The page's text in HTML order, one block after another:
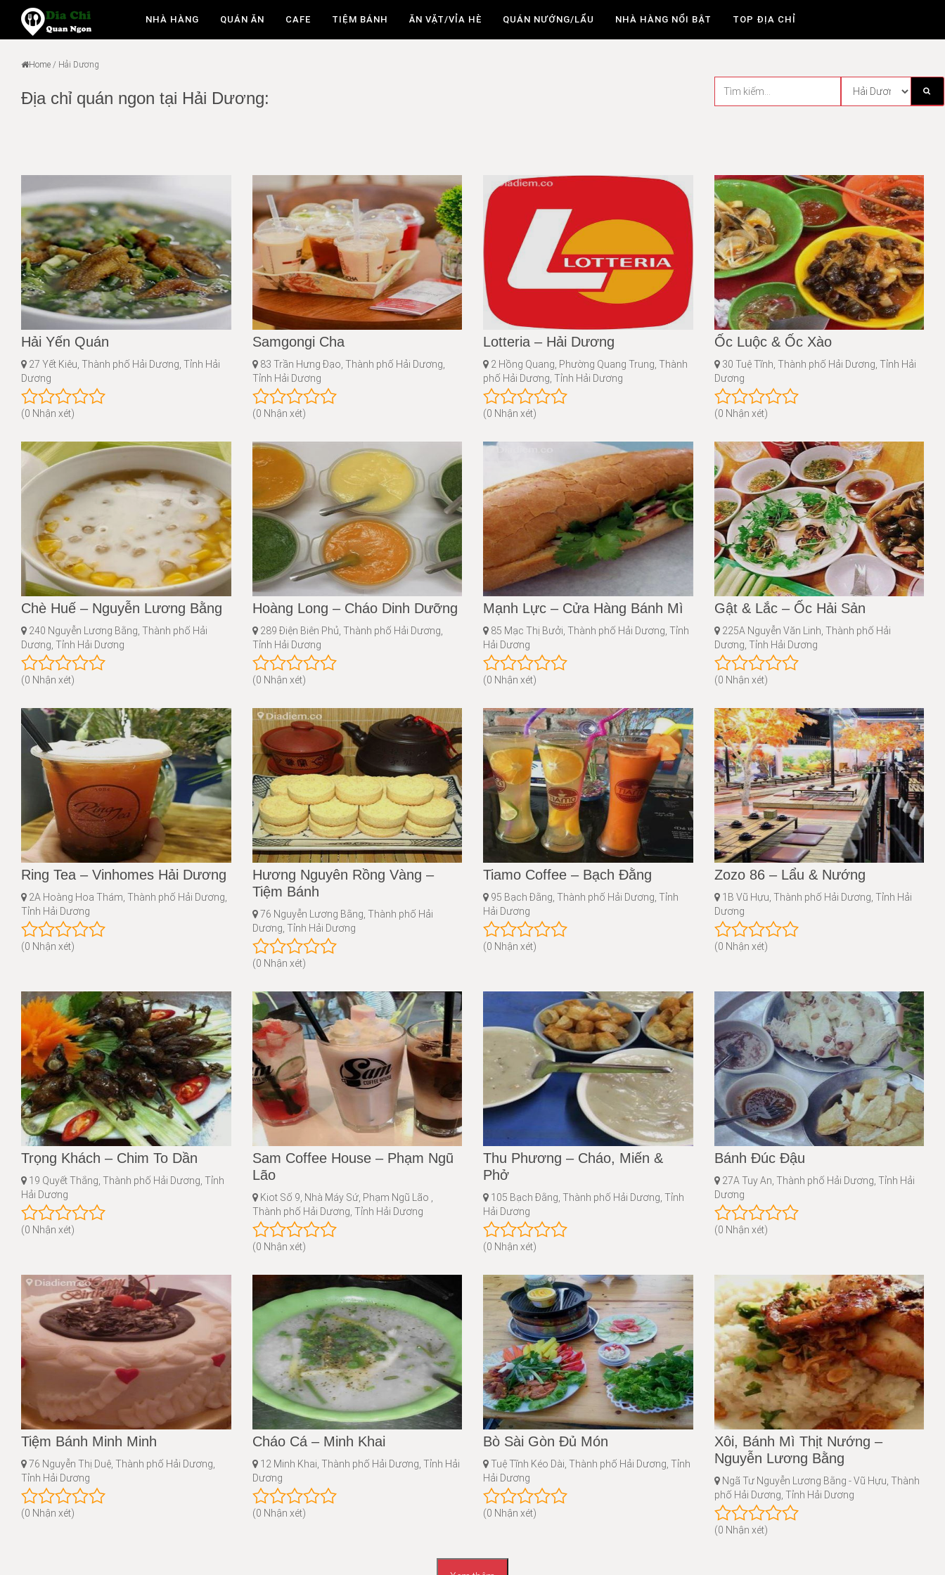
NHÀ HÀNG QUÁN ĂN CAFE TIỆM BÁNH ĂN VẶT/VỈA HÈ QUÁN NƯỚNG/LẨU NHÀ HÀNG NỔI BẬT TOP ĐỊA CHỈ
Home / Hải Dương
Địa chỉ quán ngon tại Hải Dương:
Hải Yến Quán
27 Yết Kiêu, Thành phố Hải Dương, Tỉnh Hải
Dương
(0 Nhận xét)
Samgongi Cha
83 Trần Hưng Đạo, Thành phố Hải Dương,
Tỉnh Hải Dương
(0 Nhận xét)
Lotteria – Hải Dương
2 Hồng Quang, Phường Quang Trung, Thành
phố Hải Dương, Tỉnh Hải Dương
(0 Nhận xét)
Ốc Luộc & Ốc Xào
30 Tuệ Tĩnh, Thành phố Hải Dương, Tỉnh Hải
Dương
(0 Nhận xét)
Chè Huế – Nguyễn Lương Bằng
240 Nguyễn Lương Bằng, Thành phố Hải
Dương, Tỉnh Hải Dương
(0 Nhận xét)
Hoàng Long – Cháo Dinh Dưỡng
289 Điện Biên Phủ, Thành phố Hải Dương,
Tỉnh Hải Dương
(0 Nhận xét)
Mạnh Lực – Cửa Hàng Bánh Mì
85 Mạc Thị Bưởi, Thành phố Hải Dương, Tỉnh
Hải Dương
(0 Nhận xét)
Gật & Lắc – Ốc Hải Sản
225A Nguyễn Văn Linh, Thành phố Hải
Dương, Tỉnh Hải Dương
(0 Nhận xét)
Ring Tea – Vinhomes Hải Dương
2A Hoàng Hoa Thám, Thành phố Hải Dương,
Tỉnh Hải Dương
(0 Nhận xét)
Hương Nguyên Rồng Vàng –
Tiệm Bánh
76 Nguyễn Lương Bằng, Thành phố Hải
Dương, Tỉnh Hải Dương
(0 Nhận xét)
Tiamo Coffee – Bạch Đằng
95 Bạch Đằng, Thành phố Hải Dương, Tỉnh
Hải Dương
(0 Nhận xét)
Zozo 86 – Lẩu & Nướng
1B Vũ Hựu, Thành phố Hải Dương, Tỉnh Hải
Dương
(0 Nhận xét)
Trọng Khách – Chim To Dần
19 Quyết Thắng, Thành phố Hải Dương, Tỉnh
Hải Dương
(0 Nhận xét)
Sam Coffee House – Phạm Ngũ
Lão
Kiot Số 9, Nhà Máy Sứ, Phạm Ngũ Lão ,
Thành phố Hải Dương, Tỉnh Hải Dương
(0 Nhận xét)
Thu Phương – Cháo, Miến &
Phở
105 Bạch Đằng, Thành phố Hải Dương, Tỉnh
Hải Dương
(0 Nhận xét)
Bánh Đúc Đậu
27A Tuy An, Thành phố Hải Dương, Tỉnh Hải
Dương
(0 Nhận xét)
Tiệm Bánh Minh Minh
76 Nguyễn Thị Duệ, Thành phố Hải Dương,
Tỉnh Hải Dương
(0 Nhận xét)
Cháo Cá – Minh Khai
12 Minh Khai, Thành phố Hải Dương, Tỉnh Hải
Dương
(0 Nhận xét)
Bò Sài Gòn Đủ Món
Tuệ Tĩnh Kéo Dài, Thành phố Hải Dương, Tỉnh
Hải Dương
(0 Nhận xét)
Xôi, Bánh Mì Thịt Nướng –
Nguyễn Lương Bằng
Ngã Tư Nguyễn Lương Bằng - Vũ Hựu, Thành
phố Hải Dương, Tỉnh Hải Dương
(0 Nhận xét)